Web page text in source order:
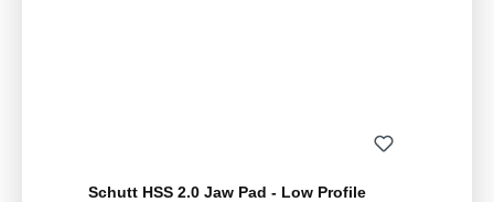
Schutt HSS 2.0 Jaw Pad - Low Profile